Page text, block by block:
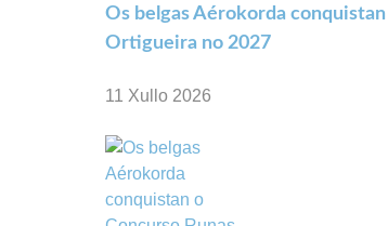
Os belgas Aérokorda
Ortigueira no 2027
11 Xullo 2026